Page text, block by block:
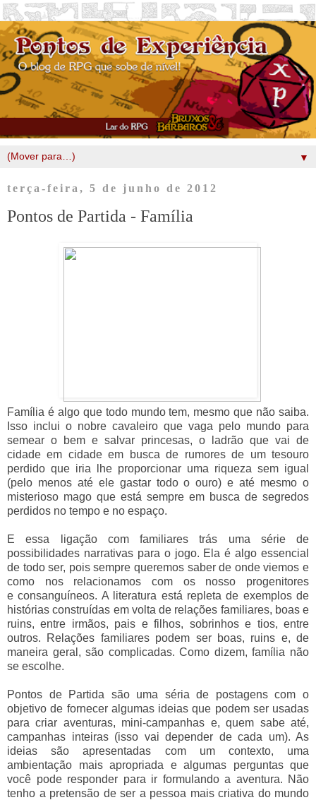
▼
terça-feira, 5 de junho de 2012
Pontos de Partida - Família
Família é algo que todo mundo tem, mesmo que não saiba.
Isso inclui o nobre cavaleiro que vaga pelo mundo para
semear o bem e salvar princesas, o ladrão que vai de
cidade em cidade em busca de rumores de um tesouro
perdido que iria lhe proporcionar uma riqueza sem igual
(pelo menos até ele gastar todo o ouro) e até mesmo o
misterioso mago que está sempre em busca de segredos
perdidos no tempo e no espaço.
E essa ligação com familiares trás uma série de
possibilidades narrativas para o jogo. Ela é algo essencial
de todo ser, pois sempre queremos saber de onde viemos e
como nos relacionamos com os nosso progenitores
e consanguíneos. A literatura está repleta de exemplos de
histórias construídas em volta de relações familiares, boas e
ruins, entre irmãos, pais e filhos, sobrinhos e tios, entre
outros. Relações familiares podem ser boas, ruins e, de
maneira geral, são complicadas. Como dizem, família não
se escolhe.
Pontos de Partida são uma séria de postagens com o
objetivo de fornecer algumas ideias que podem ser usadas
para criar aventuras, mini-campanhas e, quem sabe até,
campanhas inteiras (isso vai depender de cada um). As
ideias são apresentadas com um contexto, uma
ambientação mais apropriada e algumas perguntas que
você pode responder para ir formulando a aventura. Não
tenho a pretensão de ser a pessoa mais criativa do mundo